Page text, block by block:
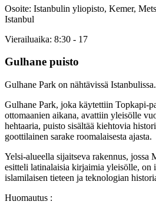
Osoite: Istanbulin yliopisto, Kemer,
Istanbul
Vierailuaika: 8:30 - 17
Gulhane puisto
Gulhane Park on nähtävissä Istanbulissa.
Gulhane Park, joka käytettiin Topkapi-
ottomaanien aikana, avattiin yleisölle
hehtaaria, puisto sisältää kiehtovia
goottilainen sarake roomalaisesta ajasta.
Yelsi-alueella sijaitseva rakennus, jossa
esitteli latinalaisia kirjaimia yleisölle, on
islamilaisen tieteen ja teknologian
Huomautus :